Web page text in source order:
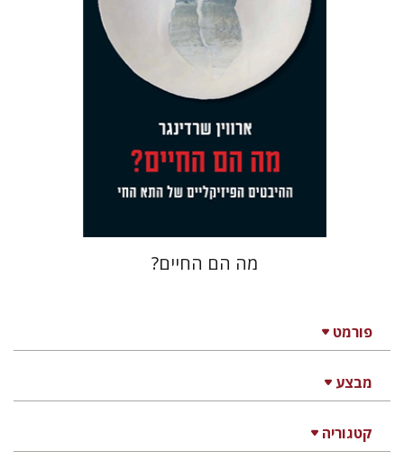
פורמט
מבצע
קטגוריה
עכשיו בהנחה
$23
מה הם החיים?